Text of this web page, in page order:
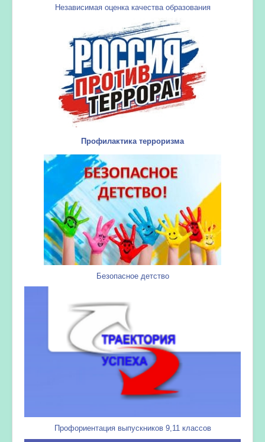
Независимая оценка качества образования
Профилактика терроризма
Безопасное детство
Профориентация выпускников 9,11 классов